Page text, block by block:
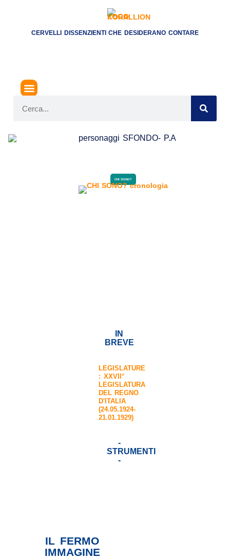
CERVELLI DISSENZIENTI CHE DESIDERANO CONTARE
CHI SONO?
IN
BREVE
LEGISLATURE
: XXVII°
LEGISLATURA
DEL REGNO
D'ITALIA
(24.05.1924-
21.01.1929)
-
STRUMENTI
-
IL FERMO
IMMAGINE